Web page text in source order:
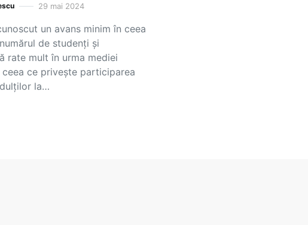
29 mai 2024
un avans minim în ceea
de studenți și
rate mult în urma mediei
ceea ce privește participarea
la…